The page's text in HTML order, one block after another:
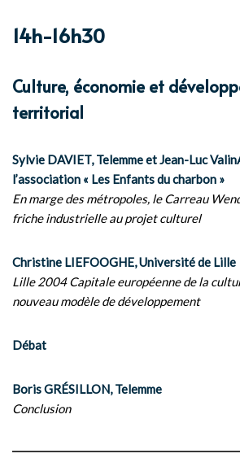
14h-16h30
Culture, économie et
territorial
Sylvie DAVIET, Telemme et Jean-Luc
l’association « Les Enfants du charbon »
En marge des métropoles, le Carreau
friche industrielle au projet culturel
Christine LIEFOOGHE, Université de Lille
Lille 2004 Capitale européenne de la
nouveau modèle de développement
Débat
Boris GRÉSILLON, Telemme
Conclusion